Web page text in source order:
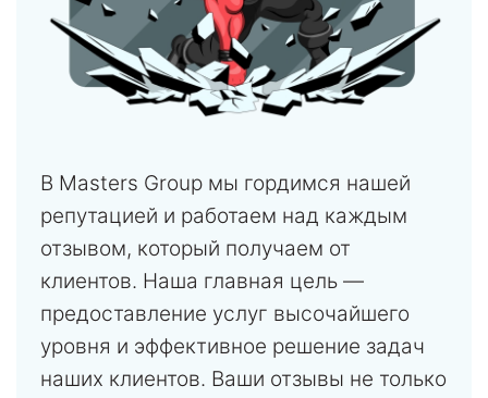
В Masters Group мы гордимся нашей
репутацией и работаем над каждым
отзывом, который получаем от
клиентов. Наша главная цель —
предоставление услуг высочайшего
уровня и эффективное решение задач
наших клиентов. Ваши отзывы не только